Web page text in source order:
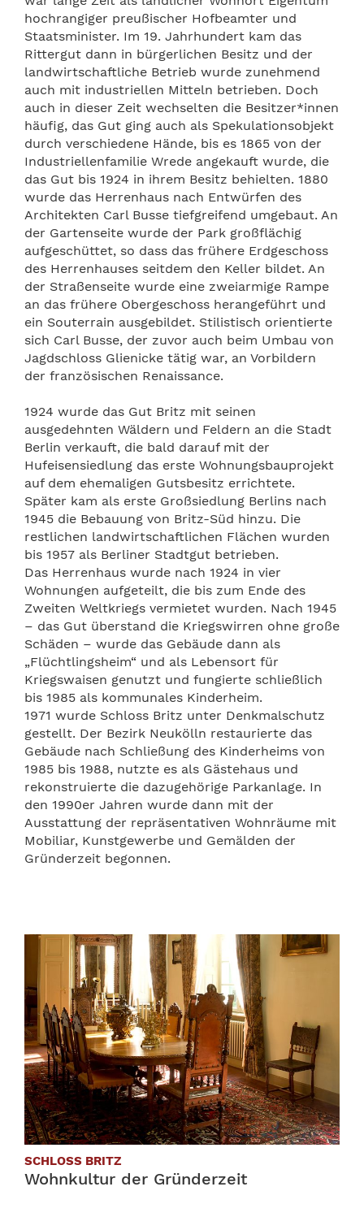
hochrangiger preußischer Hofbeamter und
Staatsminister. Im 19. Jahrhundert kam das
Rittergut dann in bürgerlichen Besitz und der
landwirtschaftliche Betrieb wurde zunehmend
auch mit industriellen Mitteln betrieben. Doch
auch in dieser Zeit wechselten die Besitzer*innen
häufig, das Gut ging auch als Spekulationsobjekt
durch verschiedene Hände, bis es 1865 von der
Industriellenfamilie Wrede angekauft wurde, die
das Gut bis 1924 in ihrem Besitz behielten. 1880
wurde das Herrenhaus nach Entwürfen des
Architekten Carl Busse tiefgreifend umgebaut. An
der Gartenseite wurde der Park großflächig
aufgeschüttet, so dass das frühere Erdgeschoss
des Herrenhauses seitdem den Keller bildet. An
der Straßenseite wurde eine zweiarmige Rampe
an das frühere Obergeschoss herangeführt und
ein Souterrain ausgebildet. Stilistisch orientierte
sich Carl Busse, der zuvor auch beim Umbau von
Jagdschloss Glienicke tätig war, an Vorbildern
der französischen Renaissance.
1924 wurde das Gut Britz mit seinen
ausgedehnten Wäldern und Feldern an die Stadt
Berlin verkauft, die bald darauf mit der
Hufeisensiedlung das erste Wohnungsbauprojekt
auf dem ehemaligen Gutsbesitz errichtete.
Später kam als erste Großsiedlung Berlins nach
1945 die Bebauung von Britz-Süd hinzu. Die
restlichen landwirtschaftlichen Flächen wurden
bis 1957 als Berliner Stadtgut betrieben.
Das Herrenhaus wurde nach 1924 in vier
Wohnungen aufgeteilt, die bis zum Ende des
Zweiten Weltkriegs vermietet wurden. Nach 1945
– das Gut überstand die Kriegswirren ohne große
Schäden – wurde das Gebäude dann als
„Flüchtlingsheim“ und als Lebensort für
Kriegswaisen genutzt und fungierte schließlich
bis 1985 als kommunales Kinderheim.
1971 wurde Schloss Britz unter Denkmalschutz
gestellt. Der Bezirk Neukölln restaurierte das
Gebäude nach Schließung des Kinderheims von
1985 bis 1988, nutzte es als Gästehaus und
rekonstruierte die dazugehörige Parkanlage. In
den 1990er Jahren wurde dann mit der
Ausstattung der repräsentativen Wohnräume mit
Mobiliar, Kunstgewerbe und Gemälden der
Gründerzeit begonnen.
SCHLOSS BRITZ
Wohnkultur der Gründerzeit